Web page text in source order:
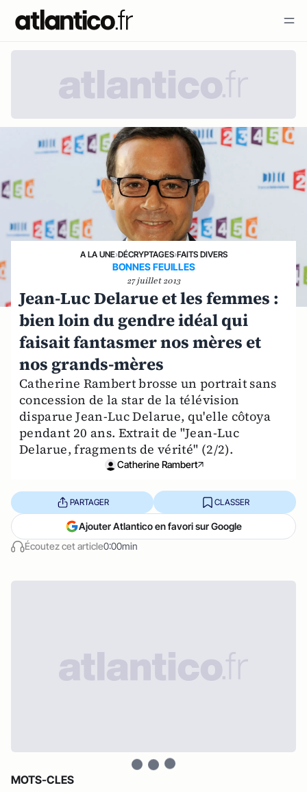
A LA UNE›DÉCRYPTAGES›FAITS DIVERS
BONNES FEUILLES
27 juillet 2013
Jean-Luc Delarue et les femmes :
bien loin du gendre idéal qui
faisait fantasmer nos mères et
nos grands-mères
Catherine Rambert brosse un portrait sans
concession de la star de la télévision
disparue Jean-Luc Delarue, qu'elle côtoya
pendant 20 ans. Extrait de "Jean-Luc
Delarue, fragments de vérité" (2/2).
Catherine Rambert
Écoutez cet article0:00min
PARTAGER CLASSER
Ajouter Atlantico en favori sur Google
MOTS-CLES